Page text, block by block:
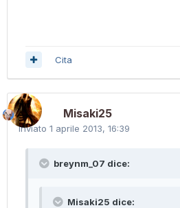
Cita
Misaki25
Inviato 1 aprile 2013, 16:39
breynm_07 dice:
Misaki25 dice: